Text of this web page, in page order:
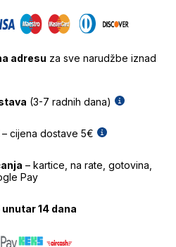
adresu za sve narudžbe iznad
(3-7 radnih dana)
– cijena dostave 5€
– kartice, na rate, gotovina,
Pay
14 dana